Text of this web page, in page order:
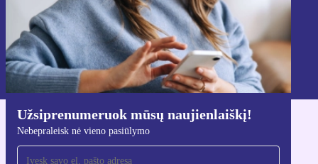
Užsiprenumeruok mūsų naujienlaiškį!
Nebepraleisk nė vieno pasiūlymo
Registruokitės
Informaciją apie asmens duomenų naudojimą rasi mūsų
Privatumo politikoje
Atsisiųsti refurbed programėlę
Skirta iOS ir Android